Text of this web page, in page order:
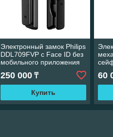
Электронный замок Philips
DDL709FVP с Face ID без
мобильного приложения
250 000₸
Купить
60